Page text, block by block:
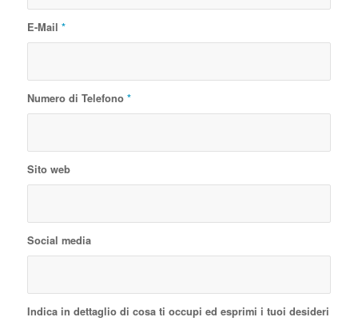
E-Mail *
Numero di Telefono *
Sito web
Social media
Indica in dettaglio di cosa ti occupi ed esprimi i tuoi desideri